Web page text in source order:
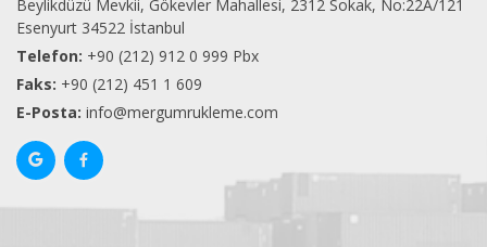
Beylikdüzü Mevkii, Gökevler Mahallesi, 2312 Sokak, No:22A/121
Esenyurt 34522 İstanbul
Telefon: +90 (212) 912 0 999 Pbx
Faks: +90 (212) 451 1 609
E-Posta: info@mergumrukleme.com